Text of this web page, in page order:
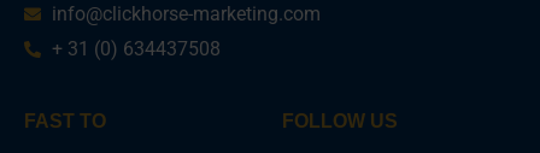
info@clickhorse-marketing.com
+ 31 (0) 634437508
FAST TO FOLLOW US